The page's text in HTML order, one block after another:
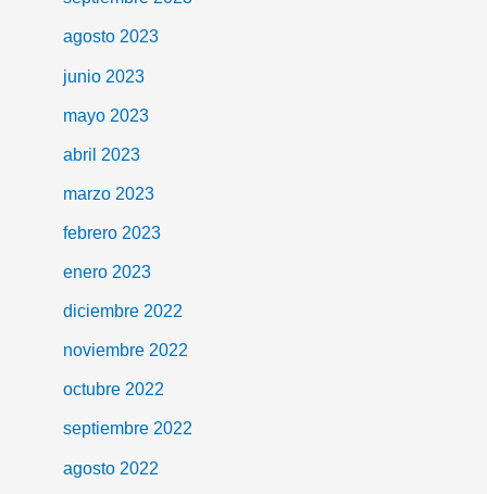
agosto 2023
junio 2023
mayo 2023
abril 2023
marzo 2023
febrero 2023
enero 2023
diciembre 2022
noviembre 2022
octubre 2022
septiembre 2022
agosto 2022